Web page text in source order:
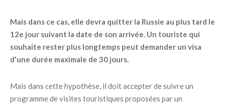
Mais dans ce cas, elle devra quitter la Russie au plus tard le
12e jour suivant la date de son arrivée. Un touriste qui
souhaite rester plus longtemps peut demander un visa
d'une durée maximale de 30 jours.
Mais dans cette hypothèse, il doit accepter de suivre un
programme de visites touristiques proposées par un